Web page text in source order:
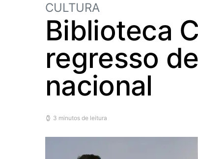
CULTURA
Biblioteca
regresso
nacional
3 minutos de leitura